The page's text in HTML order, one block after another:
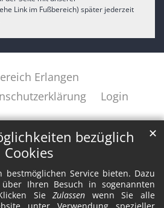
bezüglich
Cookies
Service bieten. Dazu
Ihren Besuch in sogenannten
SieZulassen wenn Sie alle
✕
Link im Fußbereich) später jederzeit
Erlangen
Login